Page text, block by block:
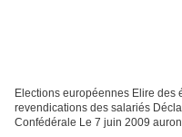
Elections européennes Elire des
revendications des salariés
Confédérale Le 7 juin 2009